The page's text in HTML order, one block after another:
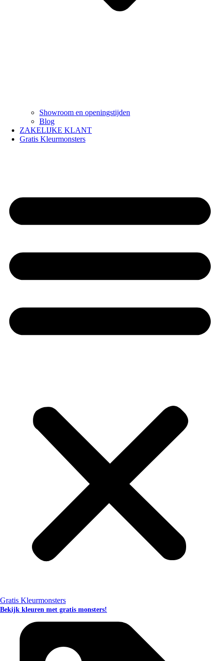
Showroom en openingstijden
Blog
ZAKELIJKE KLANT
Gratis Kleurmonsters
Gratis Kleurmonsters
Bekijk kleuren met gratis monsters!